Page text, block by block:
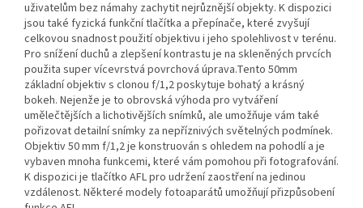
uživatelům bez námahy zachytit nejrůznější objekty. K dispozici
jsou také fyzická funkční tlačítka a přepínače, které zvyšují
celkovou snadnost použití objektivu i jeho spolehlivost v terénu.
Pro snížení duchů a zlepšení kontrastu je na skleněných prvcích
použita super vícevrstvá povrchová úprava.Tento 50mm
základní objektiv s clonou f/1,2 poskytuje bohatý a krásný
bokeh. Nejenže je to obrovská výhoda pro vytváření
umělečtějších a lichotivějších snímků, ale umožňuje vám také
pořizovat detailní snímky za nepříznivých světelných podmínek.
Objektiv 50 mm f/1,2 je konstruován s ohledem na pohodlí a je
vybaven mnoha funkcemi, které vám pomohou při fotografování.
K dispozici je tlačítko AFL pro udržení zaostření na jedinou
vzdálenost. Některé modely fotoaparátů umožňují přizpůsobení